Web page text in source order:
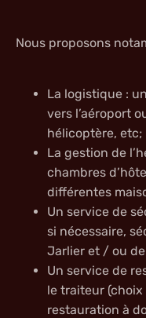
Nous proposons
La logistique :
vers l’aéroport
hélicoptère, etc;
La gestion de
chambres
différentes
Un service de
si nécessaire,
Jarlier et / ou
Un service de
le traiteur (choix
restauration à